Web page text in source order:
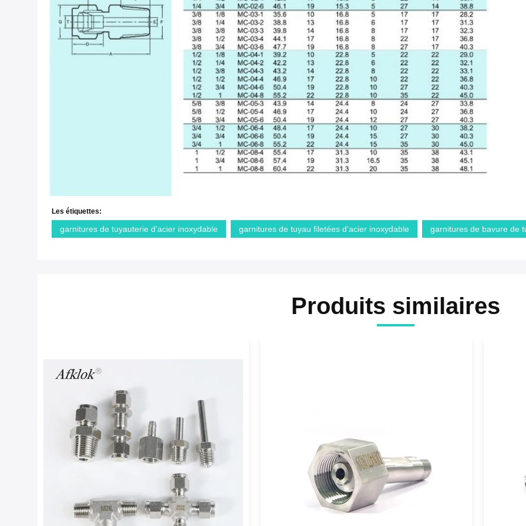
Les étiquettes:
garnitures de tuyauterie d'acier inoxydable garnitures de tuyau filetées d'acier inoxydable garnitures de bavure de
Produits similaires